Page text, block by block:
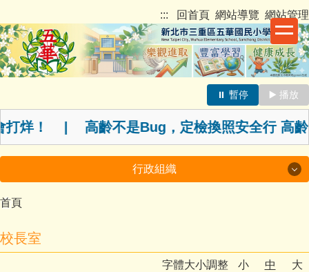
到
主
要
內
區
新北市三重區五華國民小學
::: 回首頁 網站導覽 網站管理
最新消息跑馬燈
⏸️ 暫停 ▶️ 播放
！ | 高齡不是Bug，定檢換照安全行 高齡
行政組織
行政組織
校長室
首頁
校長室
字體大小調整 小 中 大